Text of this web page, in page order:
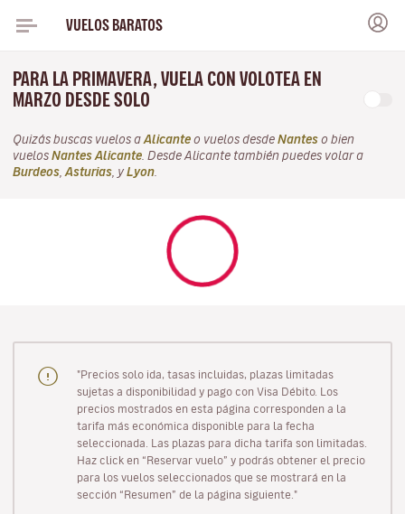
VUELOS BARATOS
PARA LA PRIMAVERA, VUELA CON VOLOTEA EN
MARZO DESDE SOLO
Quizás buscas vuelos a Alicante o vuelos desde Nantes o bien
vuelos Nantes Alicante . Desde Alicante también puedes volar a
Burdeos Asturias , y Lyon
"Precios solo ida, tasas incluidas, plazas limitadas
sujetas a disponibilidad y pago con Visa Débito. Los
precios mostrados en esta página corresponden a la
tarifa más económica disponible para la fecha
seleccionada. Las plazas para dicha tarifa son limitadas.
Haz click en “Reservar vuelo” y podrás obtener el precio
para los vuelos seleccionados que se mostrará en la
sección “Resumen” de la página siguiente."